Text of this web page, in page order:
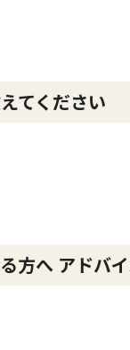
てください
方へ アドバ